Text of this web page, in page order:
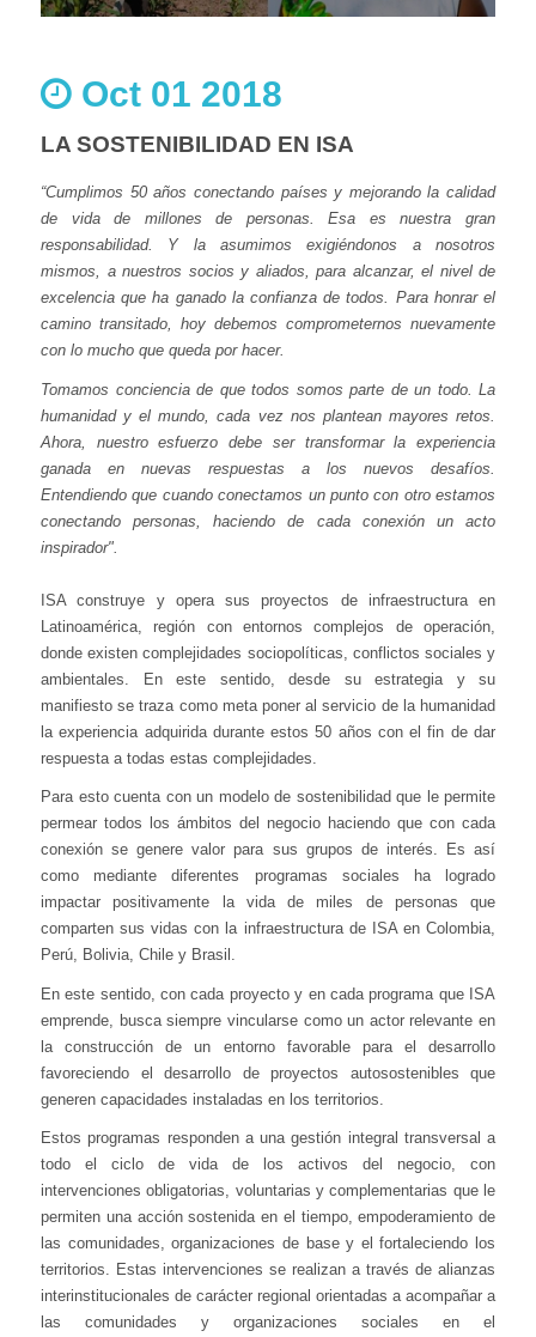
Oct 01 2018
LA SOSTENIBILIDAD EN ISA
“Cumplimos 50 años conectando países y mejorando la calidad
de vida de millones de personas. Esa es nuestra gran
responsabilidad. Y la asumimos exigiéndonos a nosotros
mismos, a nuestros socios y aliados, para alcanzar, el nivel de
excelencia que ha ganado la confianza de todos. Para honrar el
camino transitado, hoy debemos comprometernos nuevamente
con lo mucho que queda por hacer.
Tomamos conciencia de que todos somos parte de un todo. La
humanidad y el mundo, cada vez nos plantean mayores retos.
Ahora, nuestro esfuerzo debe ser transformar la experiencia
ganada en nuevas respuestas a los nuevos desafíos.
Entendiendo que cuando conectamos un punto con otro estamos
conectando personas, haciendo de cada conexión un acto
inspirador".
ISA construye y opera sus proyectos de infraestructura en
Latinoamérica, región con entornos complejos de operación,
donde existen complejidades sociopolíticas, conflictos sociales y
ambientales. En este sentido, desde su estrategia y su
manifiesto se traza como meta poner al servicio de la humanidad
la experiencia adquirida durante estos 50 años con el fin de dar
respuesta a todas estas complejidades.
Para esto cuenta con un modelo de sostenibilidad que le permite
permear todos los ámbitos del negocio haciendo que con cada
conexión se genere valor para sus grupos de interés. Es así
como mediante diferentes programas sociales ha logrado
impactar positivamente la vida de miles de personas que
comparten sus vidas con la infraestructura de ISA en Colombia,
Perú, Bolivia, Chile y Brasil.
En este sentido, con cada proyecto y en cada programa que ISA
emprende, busca siempre vincularse como un actor relevante en
la construcción de un entorno favorable para el desarrollo
favoreciendo el desarrollo de proyectos autosostenibles que
generen capacidades instaladas en los territorios.
Estos programas responden a una gestión integral transversal a
todo el ciclo de vida de los activos del negocio, con
intervenciones obligatorias, voluntarias y complementarias que le
permiten una acción sostenida en el tiempo, empoderamiento de
las comunidades, organizaciones de base y el fortaleciendo los
territorios. Estas intervenciones se realizan a través de alianzas
interinstitucionales de carácter regional orientadas a acompañar a
las comunidades y organizaciones sociales en el